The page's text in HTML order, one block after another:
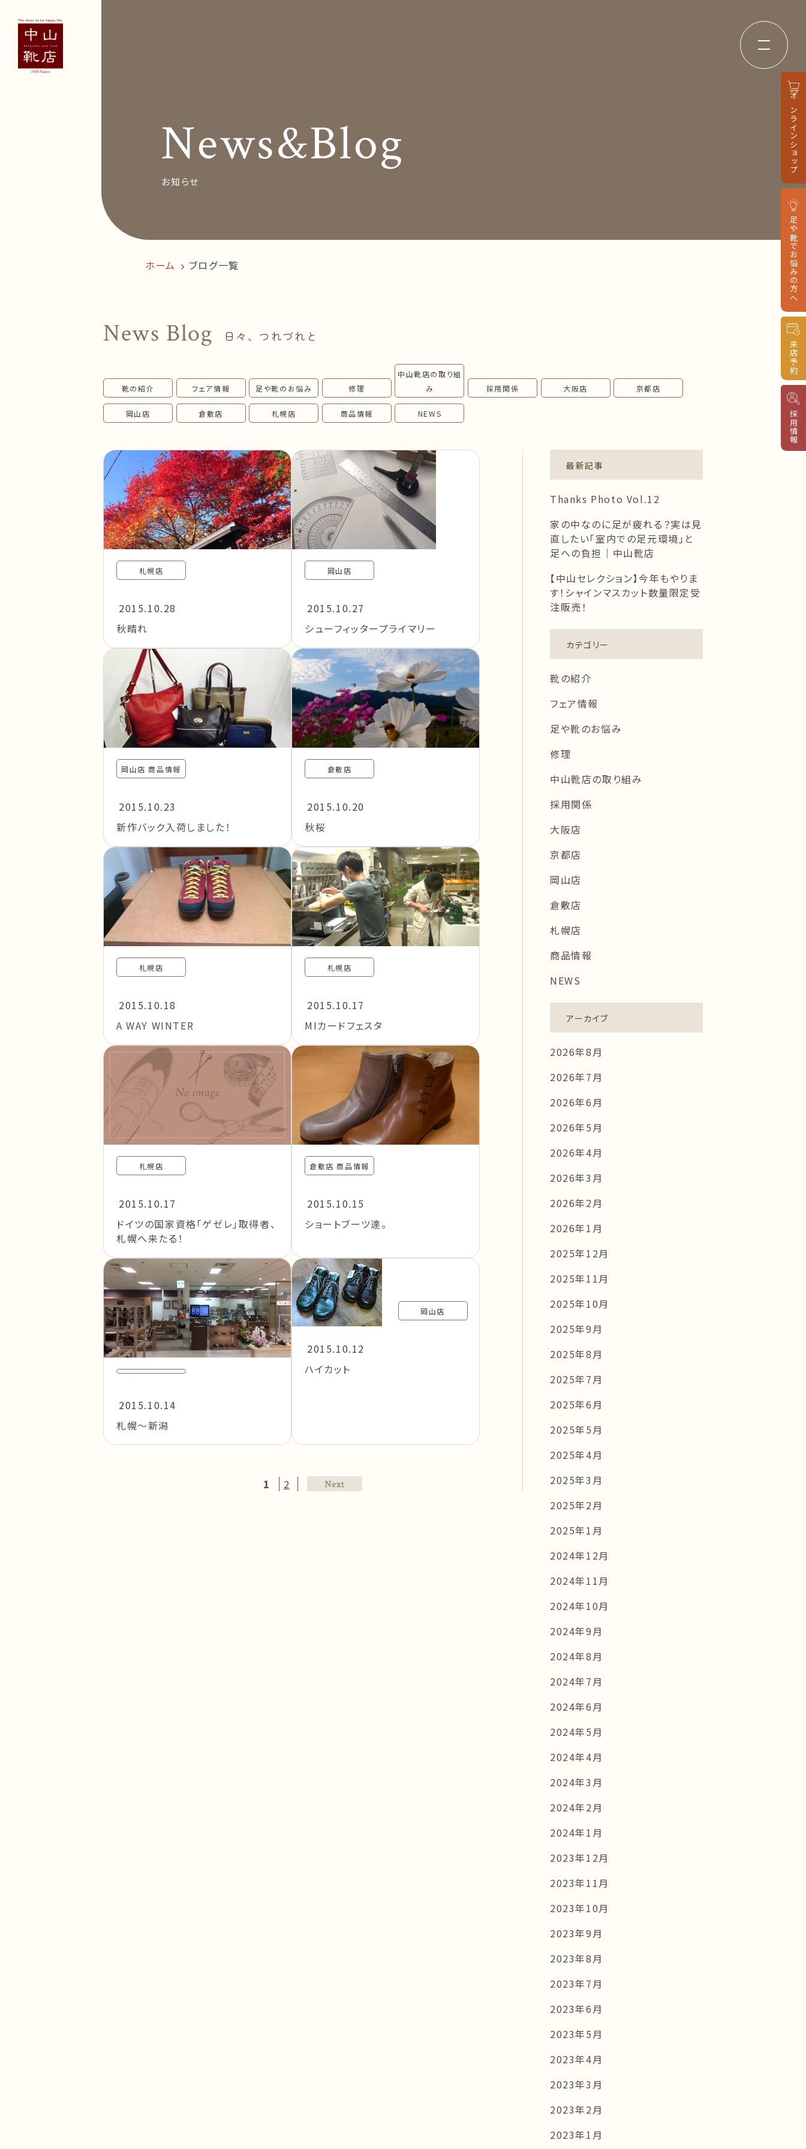
オンラインショップ
足や靴でお悩みの方へ
来店予約
採用情報
News&Blog お知らせ
Recruit 採用情報 Business trip
follow us!
News&Blog
お知らせ
ホーム ブログ一覧
News Blog 日々、つれづれと
靴の紹介 フェア情報 足や靴のお悩み 修理
中山靴店の取り組
み
採用関係 大阪店 京都店
岡山店 倉敷店 札幌店 商品情報 NEWS
札幌店
2015.10.28
秋晴れ
岡山店
2015.10.27
シューフィッタープライマリー
岡山店 商品情報
2015.10.23
新作バック入荷しました！
倉敷店
2015.10.20
秋桜
札幌店
2015.10.18
A WAY WINTER
札幌店
2015.10.17
MIカードフェスタ
札幌店
2015.10.17
ドイツの国家資格「ゲゼレ」取得者、
札幌へ来たる！
倉敷店 商品情報
2015.10.15
ショートブーツ達。
2015.10.14
札幌～新潟
岡山店
2015.10.12
ハイカット
1 2
最新記事
Thanks Photo Vol.12
家の中なのに足が疲れる？実は見
直したい「室内での足元環境」と
足への負担｜中山靴店
【中山セレクション】今年もやりま
す！シャインマスカット数量限定受
注販売！
カテゴリー
靴の紹介
フェア情報
足や靴のお悩み
修理
中山靴店の取り組み
採用関係
大阪店
京都店
岡山店
倉敷店
札幌店
商品情報
NEWS
アーカイブ
2026年8月
2026年7月
2026年6月
2026年5月
2026年4月
2026年3月
2026年2月
2026年1月
2025年12月
2025年11月
2025年10月
2025年9月
2025年8月
2025年7月
2025年6月
2025年5月
2025年4月
2025年3月
2025年2月
2025年1月
2024年12月
2024年11月
2024年10月
2024年9月
2024年8月
2024年7月
2024年6月
2024年5月
2024年4月
2024年3月
2024年2月
2024年1月
2023年12月
2023年11月
2023年10月
2023年9月
2023年8月
2023年7月
2023年6月
2023年5月
2023年4月
2023年3月
2023年2月
2023年1月